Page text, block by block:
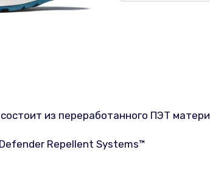
из переработанного ПЭТ
Repellent Systems™